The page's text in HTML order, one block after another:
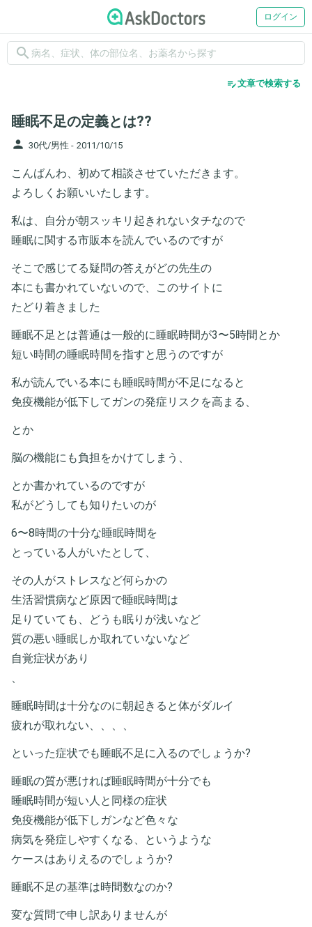
ログイン
search
edit_note文章で検索する
睡眠不足の定義とは??
person 30代/男性 - 2011/10/15
こんばんわ、初めて相談させていただきます。
よろしくお願いいたします。
私は、自分が朝スッキリ起きれないタチなので
睡眠に関する市販本を読んでいるのですが
そこで感じてる疑問の答えがどの先生の
本にも書かれていないので、このサイトに
たどり着きました
睡眠不足とは普通は一般的に睡眠時間が3〜5時間とか
短い時間の睡眠時間を指すと思うのですが
私が読んでいる本にも睡眠時間が不足になると
免疫機能が低下してガンの発症リスクを高まる、
とか
脳の機能にも負担をかけてしまう、
とか書かれているのですが
私がどうしても知りたいのが
6〜8時間の十分な睡眠時間を
とっている人がいたとして、
その人がストレスなど何らかの
生活習慣病など原因で睡眠時間は
足りていても、どうも眠りが浅いなど
質の悪い睡眠しか取れていないなど
自覚症状があり
、
睡眠時間は十分なのに朝起きると体がダルイ
疲れが取れない、、、、
といった症状でも睡眠不足に入るのでしょうか?
睡眠の質が悪ければ睡眠時間が十分でも
睡眠時間が短い人と同様の症状
免疫機能が低下しガンなど色々な
病気を発症しやすくなる、というような
ケースはありえるのでしょうか?
睡眠不足の基準は時間数なのか?
変な質問で申し訳ありませんが